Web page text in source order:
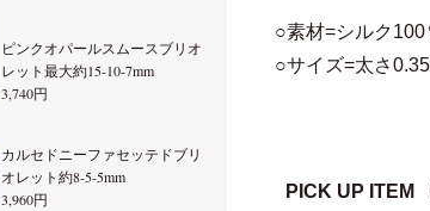
○素材=シルク100
○サイズ=太さ
PICK UP ITEM
ピンクオパールスムースブリオ
レット最大約15-10-7mm
3,740円
カルセドニーファセッテドブリ
オレット約8-5-5mm
3,960円